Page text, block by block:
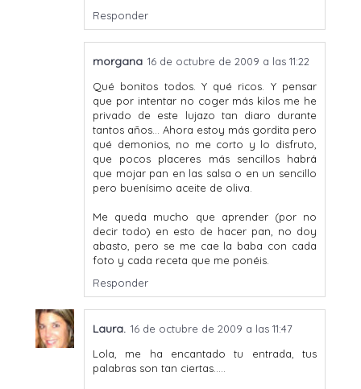
Responder
morgana 16 de octubre de 2009 a las 11:22
Qué bonitos todos. Y qué ricos. Y pensar
que por intentar no coger más kilos me he
privado de este lujazo tan diaro durante
tantos años... Ahora estoy más gordita pero
qué demonios, no me corto y lo disfruto,
que pocos placeres más sencillos habrá
que mojar pan en las salsa o en un sencillo
pero buenísimo aceite de oliva.
Me queda mucho que aprender (por no
decir todo) en esto de hacer pan, no doy
abasto, pero se me cae la baba con cada
foto y cada receta que me ponéis.
Responder
Laura. 16 de octubre de 2009 a las 11:47
Lola, me ha encantado tu entrada, tus
palabras son tan ciertas.....